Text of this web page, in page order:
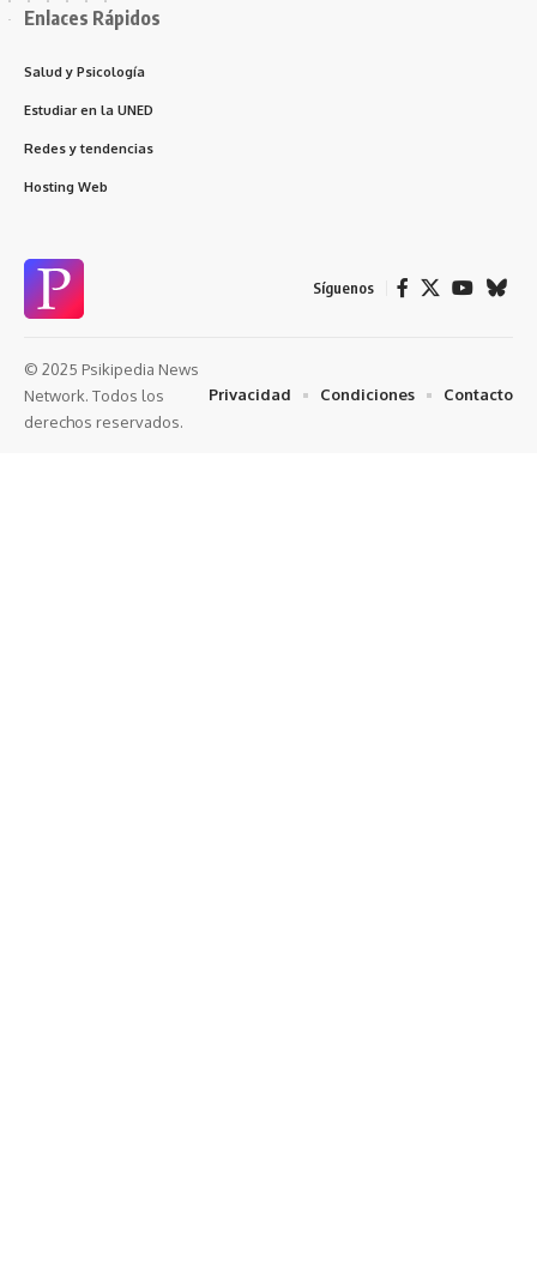
Enlaces Rápidos
Salud y Psicología
Estudiar en la UNED
Redes y tendencias
Hosting Web
Síguenos
© 2025 Psikipedia News
Network. Todos los
derechos reservados.
Privacidad Condiciones Contacto